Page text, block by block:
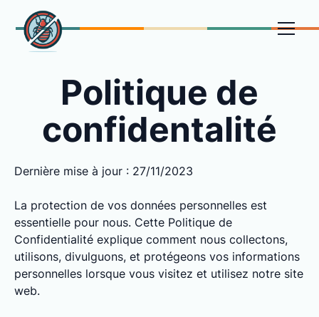
Politique de
confidentalité
Dernière mise à jour : 27/11/2023
La protection de vos données personnelles est
essentielle pour nous. Cette Politique de
Confidentialité explique comment nous collectons,
utilisons, divulguons, et protégeons vos informations
personnelles lorsque vous visitez et utilisez notre site
web.